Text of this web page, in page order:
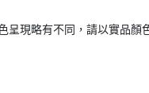
呈現略有不同，請以實品顏